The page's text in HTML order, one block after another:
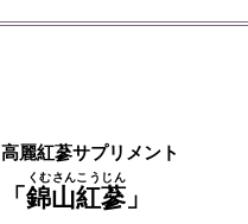
高麗紅蔘サプリメント
「錦山紅蔘
くむさんこうじん
」